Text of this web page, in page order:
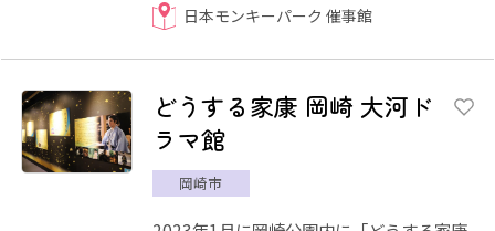
日本モンキーパーク 催事館
どうする家康 岡崎 大河ド
ラマ館
岡崎市